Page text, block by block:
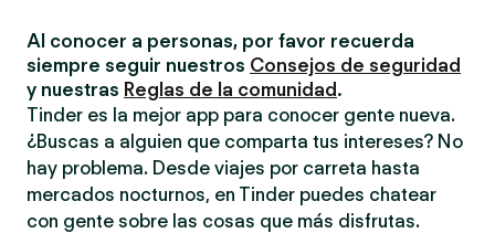
Al conocer a personas, por favor recuerda
siempre seguir nuestros Consejos de seguridad
y nuestras Reglas de la comunidad .
Tinder es la mejor app para conocer gente nueva.
¿Buscas a alguien que comparta tus intereses? No
hay problema. Desde viajes por carreta hasta
mercados nocturnos, en Tinder puedes chatear
con gente sobre las cosas que más disfrutas.